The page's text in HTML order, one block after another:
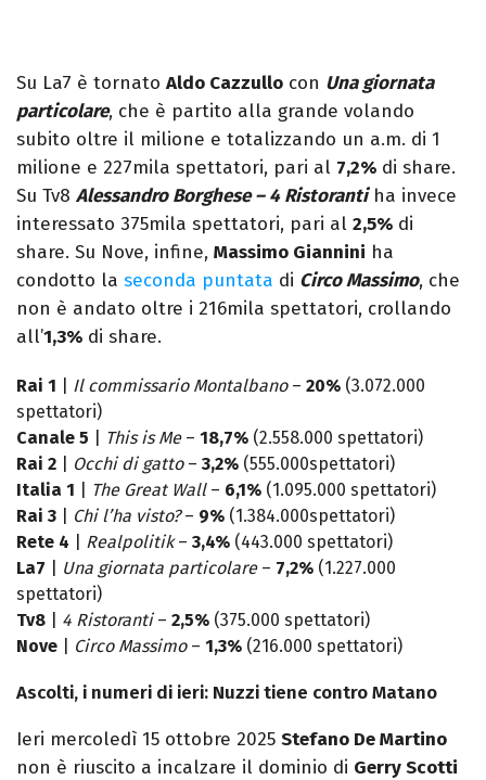
Su La7 è tornato Aldo Cazzullo con Una giornata
particolare, che è partito alla grande volando
subito oltre il milione e totalizzando un a.m. di 1
milione e 227mila spettatori, pari al 7,2% di share.
Su Tv8 Alessandro Borghese – 4 Ristorantiha invece
interessato 375mila spettatori, pari al 2,5% di
share. Su Nove, infine, Massimo Giannini ha
condotto la seconda puntata di Circo Massimo, che
non è andato oltre i 216mila spettatori, crollando
all’1,3% di share.
Rai 1 Il commissario Montalbano – 20% (3.072.000
spettatori)
Canale 5
This is Me– 18,7% (2.558.000 spettatori)
Rai 2
Occhi di gatto – 3,2% (555.000spettatori)
Italia 1
The Great Wall– 6,1% (1.095.000 spettatori)
Rai 3
Chi l’ha visto?– 9% (1.384.000spettatori)
Rete 4
Realpolitik– 3,4% (443.000 spettatori)
La7
Una giornata particolare– 7,2% (1.227.000
spettatori)
Tv8
4 Ristoranti– 2,5% (375.000 spettatori)
Nove
Circo Massimo– 1,3% (216.000 spettatori)
Ascolti, i numeri di ieri: Nuzzi tiene contro Matano
Ieri mercoledì 15 ottobre 2025 Stefano De Martino
non è riuscito a incalzare il dominio di Gerry Scotti